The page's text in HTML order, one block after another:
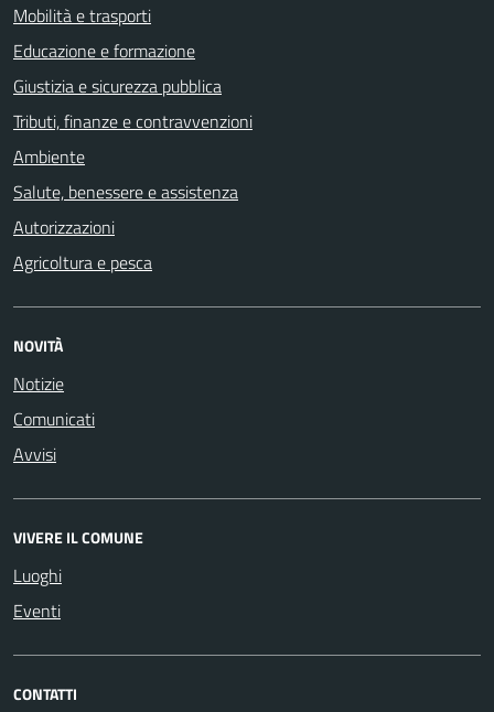
Mobilità e trasporti
Educazione e formazione
Giustizia e sicurezza pubblica
Tributi, finanze e contravvenzioni
Ambiente
Salute, benessere e assistenza
Autorizzazioni
Agricoltura e pesca
NOVITÀ
Notizie
Comunicati
Avvisi
VIVERE IL COMUNE
Luoghi
Eventi
CONTATTI